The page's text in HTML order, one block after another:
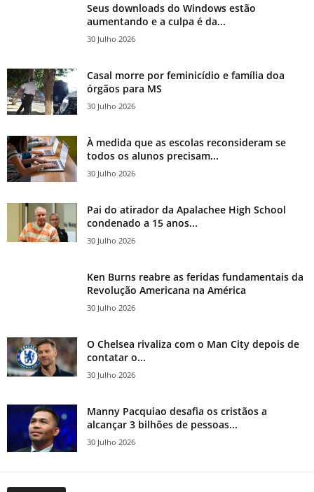
Seus downloads do Windows estão
aumentando e a culpa é da...
30 Julho 2026
Casal morre por feminicídio e família doa
órgãos para MS
30 Julho 2026
À medida que as escolas reconsideram se
todos os alunos precisam...
30 Julho 2026
Pai do atirador da Apalachee High School
condenado a 15 anos...
30 Julho 2026
Ken Burns reabre as feridas fundamentais da
Revolução Americana na América
30 Julho 2026
O Chelsea rivaliza com o Man City depois de
contatar o...
30 Julho 2026
Manny Pacquiao desafia os cristãos a
alcançar 3 bilhões de pessoas...
30 Julho 2026